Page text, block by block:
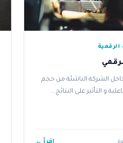
الشركة الناشئة من حجم
و التأثير على النتائج...